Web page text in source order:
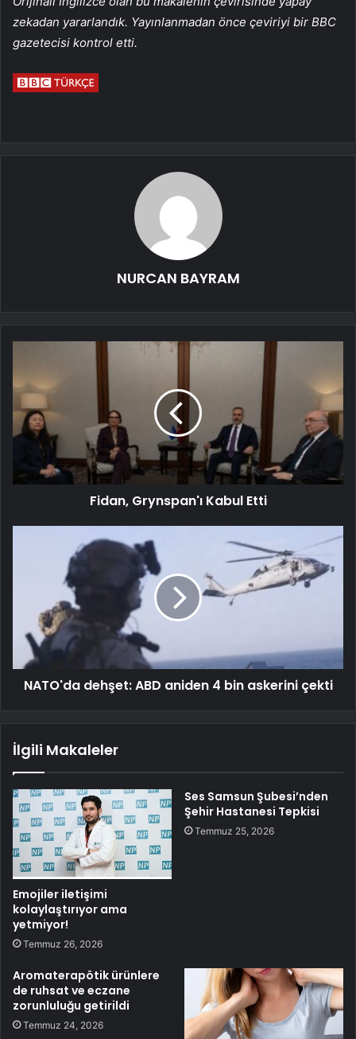
zekadan yararlandık. Yayınlanmadan önce çeviriyi bir BBC
gazetecisi kontrol etti.
NURCAN BAYRAM
Fidan, Grynspan'ı Kabul Etti
NATO'da dehşet: ABD aniden 4 bin askerini çekti
İlgili Makaleler
Emojiler iletişimi
kolaylaştırıyor ama
yetmiyor!
Temmuz 26, 2026
Ses Samsun Şubesi’nden
Şehir Hastanesi Tepkisi
Temmuz 25, 2026
Aromaterapötik ürünlere
de ruhsat ve eczane
zorunluluğu getirildi
Temmuz 24, 2026